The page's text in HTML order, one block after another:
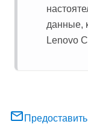
данные,
Lenovo